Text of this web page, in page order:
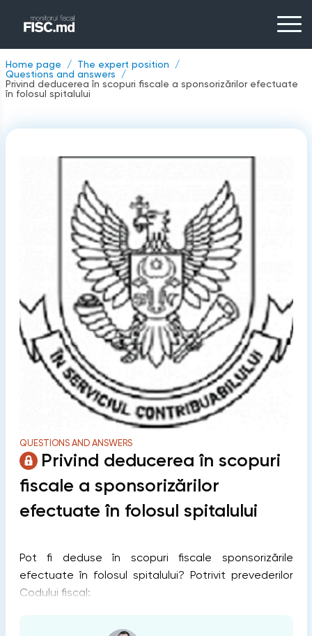
Home page
The expert position
Questions and answers
Privind deducerea în scopuri fiscale a sponsorizărilor efectuate
în folosul spitalului
QUESTIONS AND ANSWERS
Privind deducerea în scopuri
fiscale a sponsorizărilor
efectuate în folosul spitalului
Pot fi deduse în scopuri fiscale sponsorizările
efectuate în folosul spitalului? Potrivit prevederilor
Codului fiscal: